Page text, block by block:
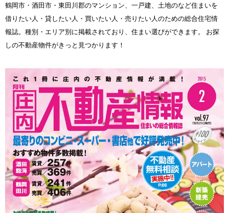
鶴岡市・酒田市・東田川郡のマンション、一戸建、土地のなど住まいを
借りたい人・貸したい人・買いたい人・売りたい人のための総合住宅情
報誌。種別・エリア別に掲載されており、住まい選びができます。 お探
しの不動産物件がきっと見つかります！